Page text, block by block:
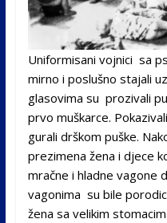
Uniformisani vojnici sa
mirno i poslušno stajali
glasovima su prozivali
prvo muškarce.
gurali drškom puške.
prezimena žena i djece
mračne i hladne vagone
vagonima su bile
žena sa velikim